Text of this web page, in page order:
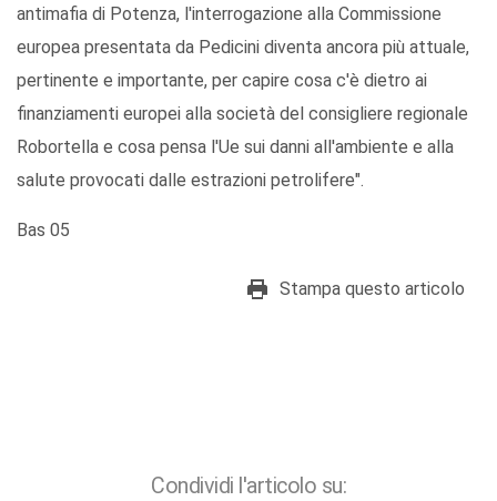
antimafia di Potenza, l'interrogazione alla Commissione
europea presentata da Pedicini diventa ancora più attuale,
pertinente e importante, per capire cosa c'è dietro ai
finanziamenti europei alla società del consigliere regionale
Robortella e cosa pensa l'Ue sui danni all'ambiente e alla
salute provocati dalle estrazioni petrolifere".
Bas 05
Stampa questo articolo
Condividi l'articolo su: